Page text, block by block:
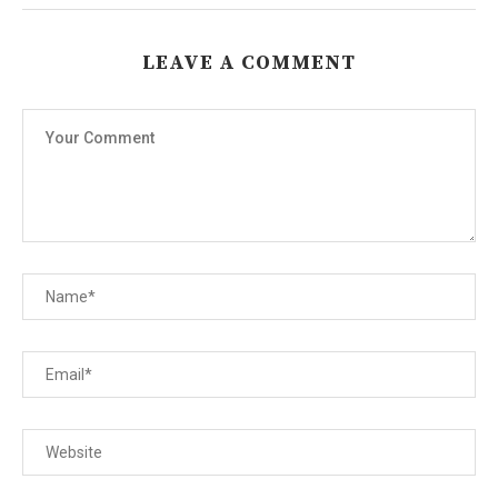
LEAVE A COMMENT